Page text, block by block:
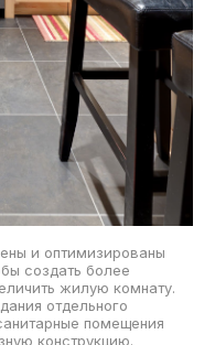
и оптимизированы
создать более
жилую комнату.
отдельного
помещения
конструкцию.